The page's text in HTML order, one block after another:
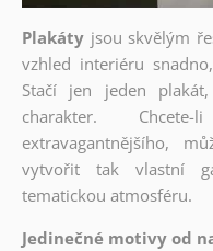
Plakáty jsou skvělým
vzhled interiéru
Stačí jen jeden
charakter.
extravagantnějšího,
vytvořit tak vlastní
tematickou atmosféru.
Jedinečné motivy od